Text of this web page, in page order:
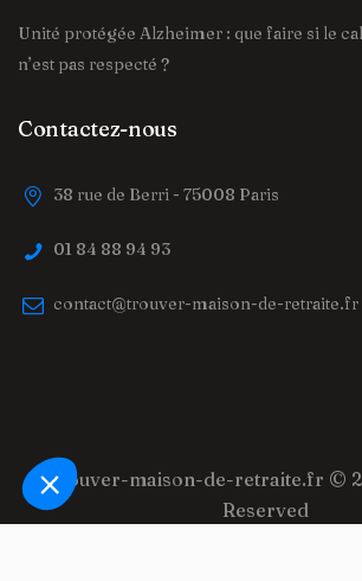
Unité protégée Alzheimer : que faire si le
n’est pas respecté ?
Contactez-nous
38 rue de Berri - 75008 Paris
01 84 88 94 93
contact@trouver-maison-de-retraite.fr
trouver-maison-de-retraite.fr ©
Reserved